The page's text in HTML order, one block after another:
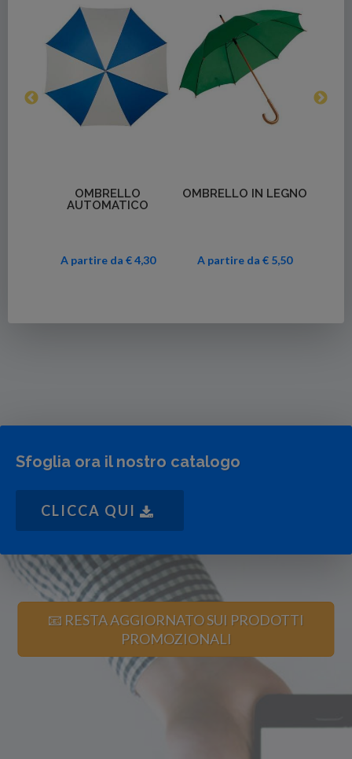
Dettagli
OMBRELLO IN
ALLUMINIO JOKER
A partire da € 6,80
Dettagli
MAXI OMBRELLO
A partire da € 7,90
Sfoglia ora il nostro catalogo
CLICCA QUI
📧 RESTA AGGIORNATO SUI PRODOTTI
PROMOZIONALI